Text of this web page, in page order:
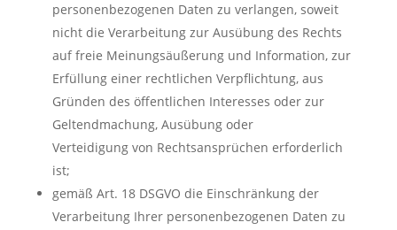
personenbezogenen Daten zu verlangen, soweit
nicht die Verarbeitung zur Ausübung des Rechts
auf freie Meinungsäußerung und Information, zur
Erfüllung einer rechtlichen Verpflichtung, aus
Gründen des öffentlichen Interesses oder zur
Geltendmachung, Ausübung oder
Verteidigung von Rechtsansprüchen erforderlich
ist;
gemäß Art. 18 DSGVO die Einschränkung der
Verarbeitung Ihrer personenbezogenen Daten zu